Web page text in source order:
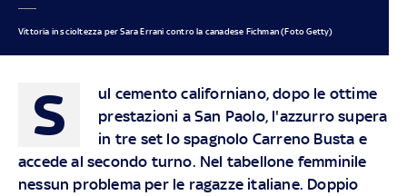
Vittoria in scioltezza per Sara Errani contro la canadese Fichman (Foto Getty)
S
ul cemento californiano, dopo le ottime
prestazioni a San Paolo, l'azzurro supera
in tre set lo spagnolo Carreno Busta e
accede al secondo turno. Nel tabellone femminile
nessun problema per le ragazze italiane. Doppio